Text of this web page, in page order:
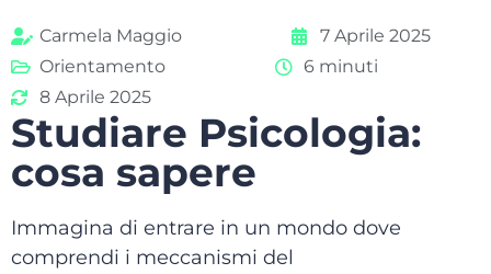
Carmela Maggio
7 Aprile 2025
Orientamento
6 minuti
8 Aprile 2025
Studiare Psicologia:
cosa sapere
Immagina di entrare in un mondo dove
comprendi i meccanismi del